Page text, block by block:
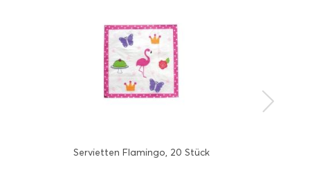
Servietten Flamingo, 20 Stück